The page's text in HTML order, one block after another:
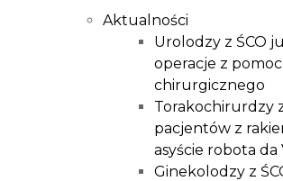
Aktualności
Urolodzy z ŚCO
operacje z
chirurgicznego
Torakochirurdzy
pacjentów z
asyście robota da
Ginekolodzy z